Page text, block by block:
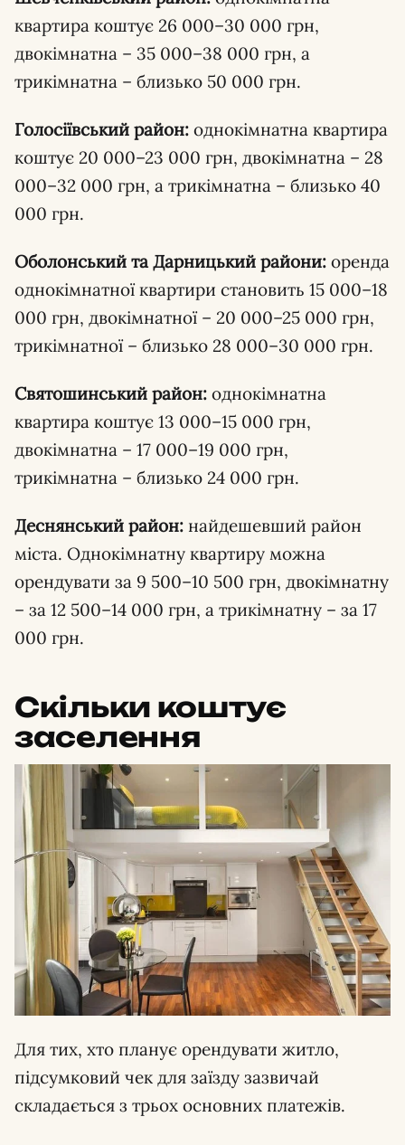
квартира коштує 26 000–30 000 грн,
двокімнатна – 35 000–38 000 грн, а
трикімнатна – близько 50 000 грн.
Голосіївський район: однокімнатна квартира
коштує 20 000–23 000 грн, двокімнатна – 28
000–32 000 грн, а трикімнатна – близько 40
000 грн.
Оболонський та Дарницький райони: оренда
однокімнатної квартири становить 15 000–18
000 грн, двокімнатної – 20 000–25 000 грн,
трикімнатної – близько 28 000–30 000 грн.
Святошинський район: однокімнатна
квартира коштує 13 000–15 000 грн,
двокімнатна – 17 000–19 000 грн,
трикімнатна – близько 24 000 грн.
Деснянський район: найдешевший район
міста. Однокімнатну квартиру можна
орендувати за 9 500–10 500 грн, двокімнатну
– за 12 500–14 000 грн, а трикімнатну – за 17
000 грн.
Скільки коштує
заселення
Для тих, хто планує орендувати житло,
підсумковий чек для заїзду зазвичай
складається з трьох основних платежів.